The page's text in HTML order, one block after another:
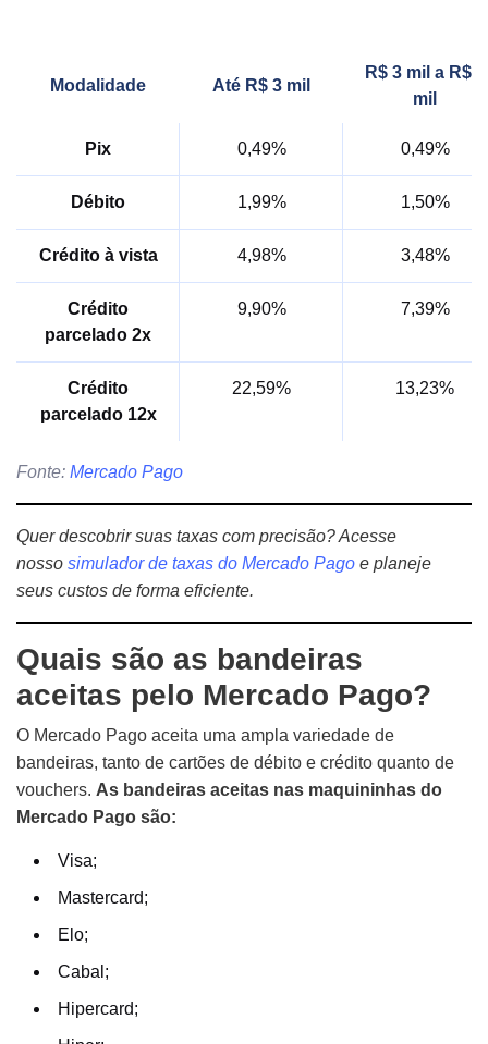
Modalidade Até R$ 3 mil
R$ 3 mil a R$ 6
mil
Pix 0,49% 0,49%
Débito 1,99% 1,50%
Crédito à vista 4,98% 3,48%
Crédito
parcelado 2x
9,90% 7,39%
Crédito
parcelado 12x
22,59% 13,23%
Fonte: Mercado Pago
Quer descobrir suas taxas com precisão? Acesse
nosso simulador de taxas do Mercado Pago e planeje
seus custos de forma eficiente.
Quais são as bandeiras
aceitas pelo Mercado Pago?
O Mercado Pago aceita uma ampla variedade de
bandeiras, tanto de cartões de débito e crédito quanto de
vouchers. As bandeiras aceitas nas maquininhas do
Mercado Pago são:
Visa;
Mastercard;
Elo;
Cabal;
Hipercard;